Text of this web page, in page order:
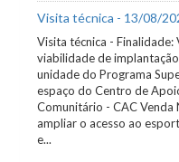
Visita técnica - 13/08/
Visita técnica - Finalidade:
viabilidade de
unidade do Programa
espaço do Centro de
Comunitário - CAC Venda
ampliar o acesso ao
e...